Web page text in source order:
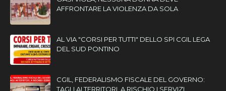
AFFRONTARE LA VIOLENZA DA SOLA
AL VIA "CORSI PER TUTTI" DELLO SPI CGIL LEGA
DEL SUD PONTINO
CGIL, FEDERALISMO FISCALE DEL GOVERNO:
TAGLI AI TERRITORI, A RISCHIO I SERVIZI